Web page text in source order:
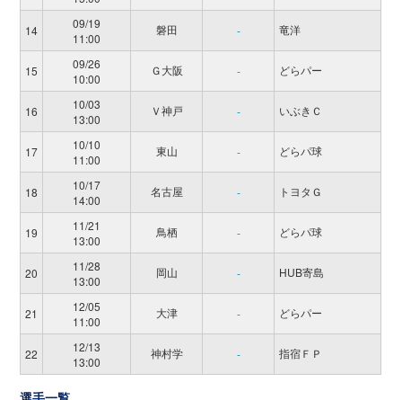
14
09/19
11:00
磐田 - 竜洋
15
09/26
10:00
Ｇ大阪 - どらパー
16
10/03
13:00
Ｖ神戸 - いぶきＣ
17
10/10
11:00
東山 - どらパ球
18
10/17
14:00
名古屋 - トヨタＧ
19
11/21
13:00
鳥栖 - どらパ球
20
11/28
13:00
岡山 - HUB寄島
21
12/05
11:00
大津 - どらパー
22
12/13
13:00
神村学 - 指宿ＦＰ